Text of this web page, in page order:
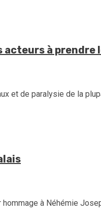
à prendre
et de paralysie de la
à Néhémie